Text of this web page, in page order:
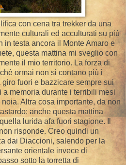
con cena tra trekker da una
culturali ed acculturati su più
in testa ancora il Monte Amaro e
questa mattina mi sveglio con
il mio territorio. La forza di
ormai non si contano più i
fuori e bazzicare sempre sui
memoria durante i terribili mesi
Altra cosa importante, da non
anche questa mattina
lurida afa fuori stagione. Il
risponde. Creo quindi un
dai Diaccioni, salendo per la
orientale invece di
sotto la torretta di